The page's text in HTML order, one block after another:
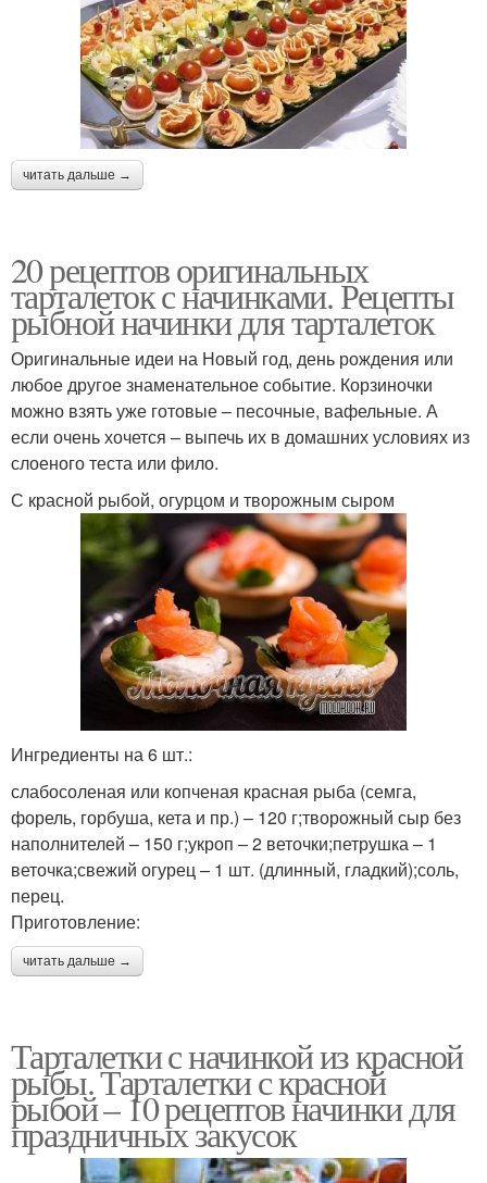
читать дальше →
20 рецептов оригинальных
тарталеток с начинками. Рецепты
рыбной начинки для тарталеток
Оригинальные идеи на Новый год, день рождения или
любое другое знаменательное событие. Корзиночки
можно взять уже готовые – песочные, вафельные. А
если очень хочется – выпечь их в домашних условиях из
слоеного теста или фило.
С красной рыбой, огурцом и творожным сыром
Ингредиенты на 6 шт.:
слабосоленая или копченая красная рыба (семга,
форель, горбуша, кета и пр.) – 120 г;творожный сыр без
наполнителей – 150 г;укроп – 2 веточки;петрушка – 1
веточка;свежий огурец – 1 шт. (длинный, гладкий);соль,
перец.
Приготовление:
читать дальше →
Тарталетки с начинкой из красной
рыбы. Тарталетки с красной
рыбой – 10 рецептов начинки для
праздничных закусок